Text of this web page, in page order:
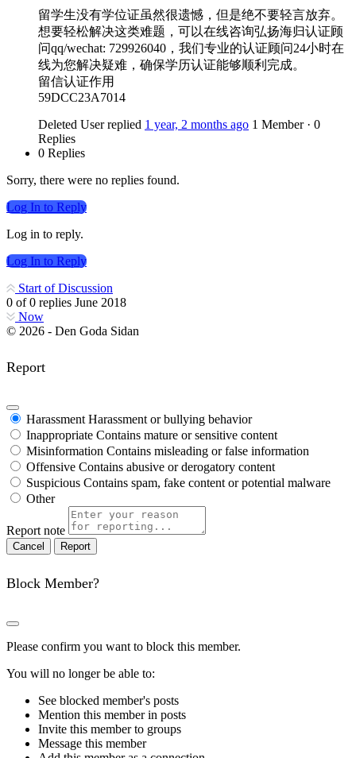
留学生没有学位证虽然很遗憾，但是绝不要轻言放弃。
想要轻松解决这类难题，可以在线咨询弘扬海归认证顾
问qq/wechat: 729926040，我们专业的认证顾问24小时在
线为您解决疑难，确保学历认证能够顺利完成。
留信认证作用
59DCC23A7014
Deleted User replied 1 year, 2 months ago 1 Member · 0
Replies
0 Replies
Sorry, there were no replies found.
Log In to Reply
Log in to reply.
Log In to Reply
Start of Discussion
0 of0 replies June 2018
Now
© 2026 - Den Goda Sidan
Report
Harassment Harassment or bullying behavior
Inappropriate Contains mature or sensitive content
Misinformation Contains misleading or false information
Offensive Contains abusive or derogatory content
Suspicious Contains spam, fake content or potential malware
Other
Report note
Report
Block Member?
Please confirm you want to block this member.
You will no longer be able to:
See blocked member's posts
Mention this member in posts
Invite this member to groups
Message this member